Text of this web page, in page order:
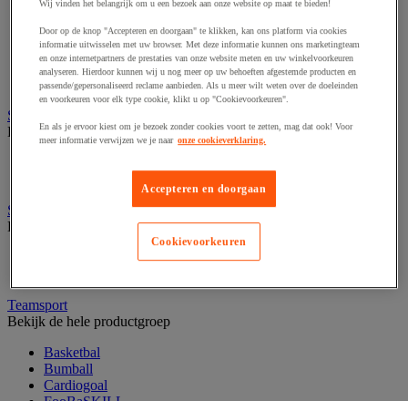
Klimsport
Ochtendgymnastiek
Oriëntering
Precisiesport
Sportbenodigdheden voor buiten
Bekijk de hele productgroep
Sportkleding en accessoires
Bekijk de hele productgroep
Multi sportuitrusting en accessoires
Teamsport
Bekijk de hele productgroep
Basketbal
Bumball
Cardiogoal
Wij vinden het belangrijk om u een bezoek aan onze website op maat te bieden!
Door op de knop "Accepteren en doorgaan" te klikken, kan ons platform via cookies
informatie uitwisselen met uw browser. Met deze informatie kunnen ons marketingteam
en onze internetpartners de prestaties van onze website meten en uw winkelvoorkeuren
analyseren. Hierdoor kunnen wij u nog meer op uw behoeften afgestemde producten en
passende/gepersonaliseerd reclame aanbieden. Als u meer wilt weten over de doeleinden
en voorkeuren voor elk type cookie, klikt u op "Cookievoorkeuren".
En als je ervoor kiest om je bezoek zonder cookies voort te zetten, mag dat ook! Voor
meer informatie verwijzen we je naar onze cookieverklaring.
Accepteren en doorgaan
Cookievoorkeuren